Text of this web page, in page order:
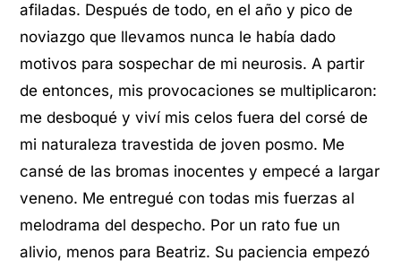
afiladas. Después de todo, en el año y pico de
noviazgo que llevamos nunca le había dado
motivos para sospechar de mi neurosis. A partir
de entonces, mis provocaciones se multiplicaron:
me desboqué y viví mis celos fuera del corsé de
mi naturaleza travestida de joven posmo. Me
cansé de las bromas inocentes y empecé a largar
veneno. Me entregué con todas mis fuerzas al
melodrama del despecho. Por un rato fue un
alivio, menos para Beatriz. Su paciencia empezó